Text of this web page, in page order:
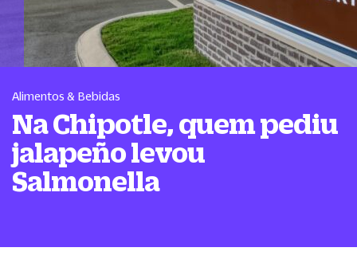
Alimentos & Bebidas
Na Chipotle, quem pediu
jalapeño levou
Salmonella